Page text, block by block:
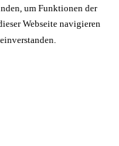
um Funktionen der
Webseite navigieren